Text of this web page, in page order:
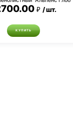
шт.
КУПИТЬ